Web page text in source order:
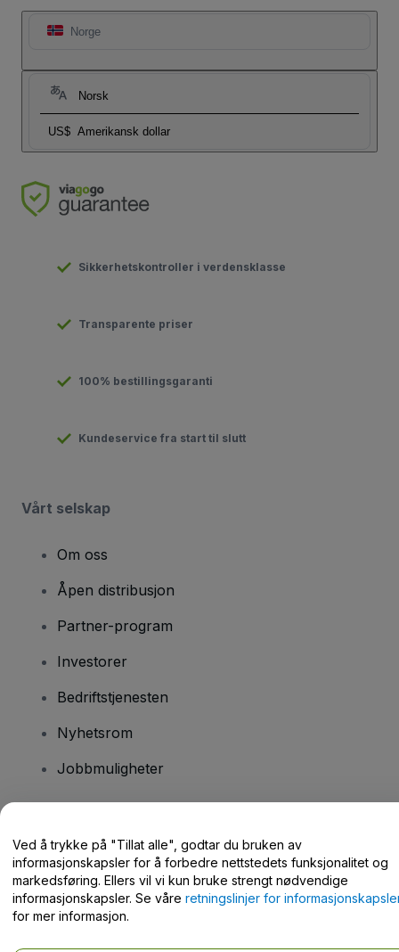
Norge
Norsk
US$ Amerikansk dollar
Sikkerhetskontroller i verdensklasse
Transparente priser
100% bestillingsgaranti
Kundeservice fra start til slutt
Vårt selskap
Om oss
Åpen distribusjon
Partner-program
Investorer
Bedriftstjenesten
Nyhetsrom
Jobbmuligheter
Hjelpesenter / kontakt oss
Ved å trykke på "Tillat alle", godtar du bruken av
informasjonskapsler for å forbedre nettstedets funksjonalitet og
markedsføring. Ellers vil vi kun bruke strengt nødvendige
informasjonskapsler. Se våre retningslinjer for
for mer informasjon.